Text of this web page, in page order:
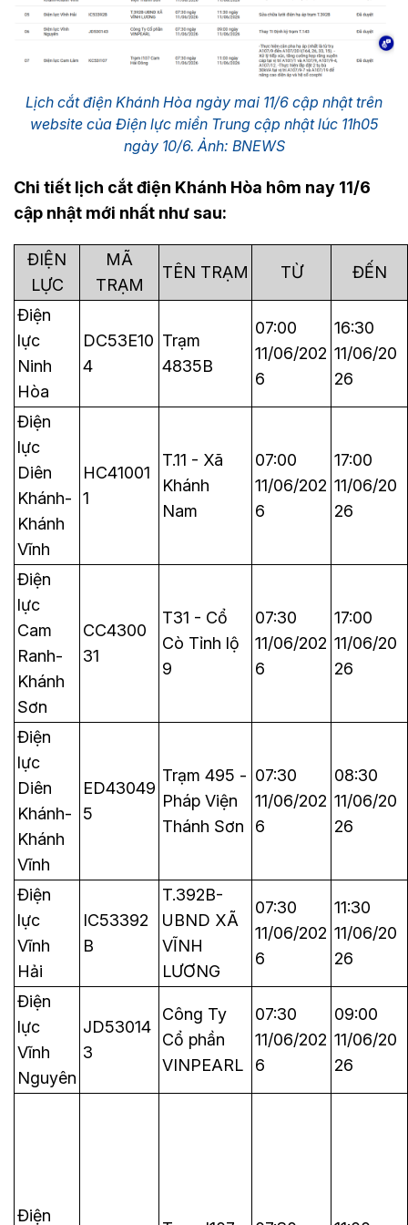
Lịch cắt điện Khánh Hòa ngày mai 11/6 cập nhật trên
website của Điện lực miền Trung cập nhật lúc 11h05
ngày 10/6. Ảnh: BNEWS
Chi tiết lịch cắt điện Khánh Hòa hôm nay 11/6
cập nhật mới nhất như sau:
ĐIỆN
LỰC
MÃ
TRẠM
TÊN TRẠM TỪ ĐẾN
Điện
lực
Ninh
Hòa
DC53E10
4
Trạm
4835B
07:00
11/06/202
6
16:30
11/06/20
26
Điện
lực
Diên
Khánh-
Khánh
Vĩnh
HC41001
1
T.11 - Xã
Khánh
Nam
07:00
11/06/202
6
17:00
11/06/20
26
Điện
lực
Cam
Ranh-
Khánh
Sơn
CC4300
31
T31 - Cổ
Cò Tỉnh lộ
9
07:30
11/06/202
6
17:00
11/06/20
26
Điện
lực
Diên
Khánh-
Khánh
Vĩnh
ED43049
5
Trạm 495 -
Pháp Viện
Thánh Sơn
07:30
11/06/202
6
08:30
11/06/20
26
Điện
lực
Vĩnh
Hải
IC53392
B
T.392B-
UBND XÃ
VĨNH
LƯƠNG
07:30
11/06/202
6
11:30
11/06/20
26
Điện
lực
Vĩnh
Nguyên
JD53014
3
Công Ty
Cổ phần
VINPEARL
07:30
11/06/202
6
09:00
11/06/20
26
Điện